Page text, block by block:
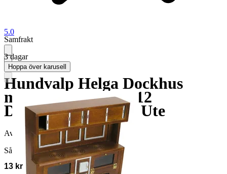
5.0
Hundvalp Helga Dockhus
miniatyrer skala 1:12
Dockskåp miniatyr Ute
Avslutad
9 jun 06:53
Såld för
13 kr
Samfrakt
3 dagar
Hoppa över karusell